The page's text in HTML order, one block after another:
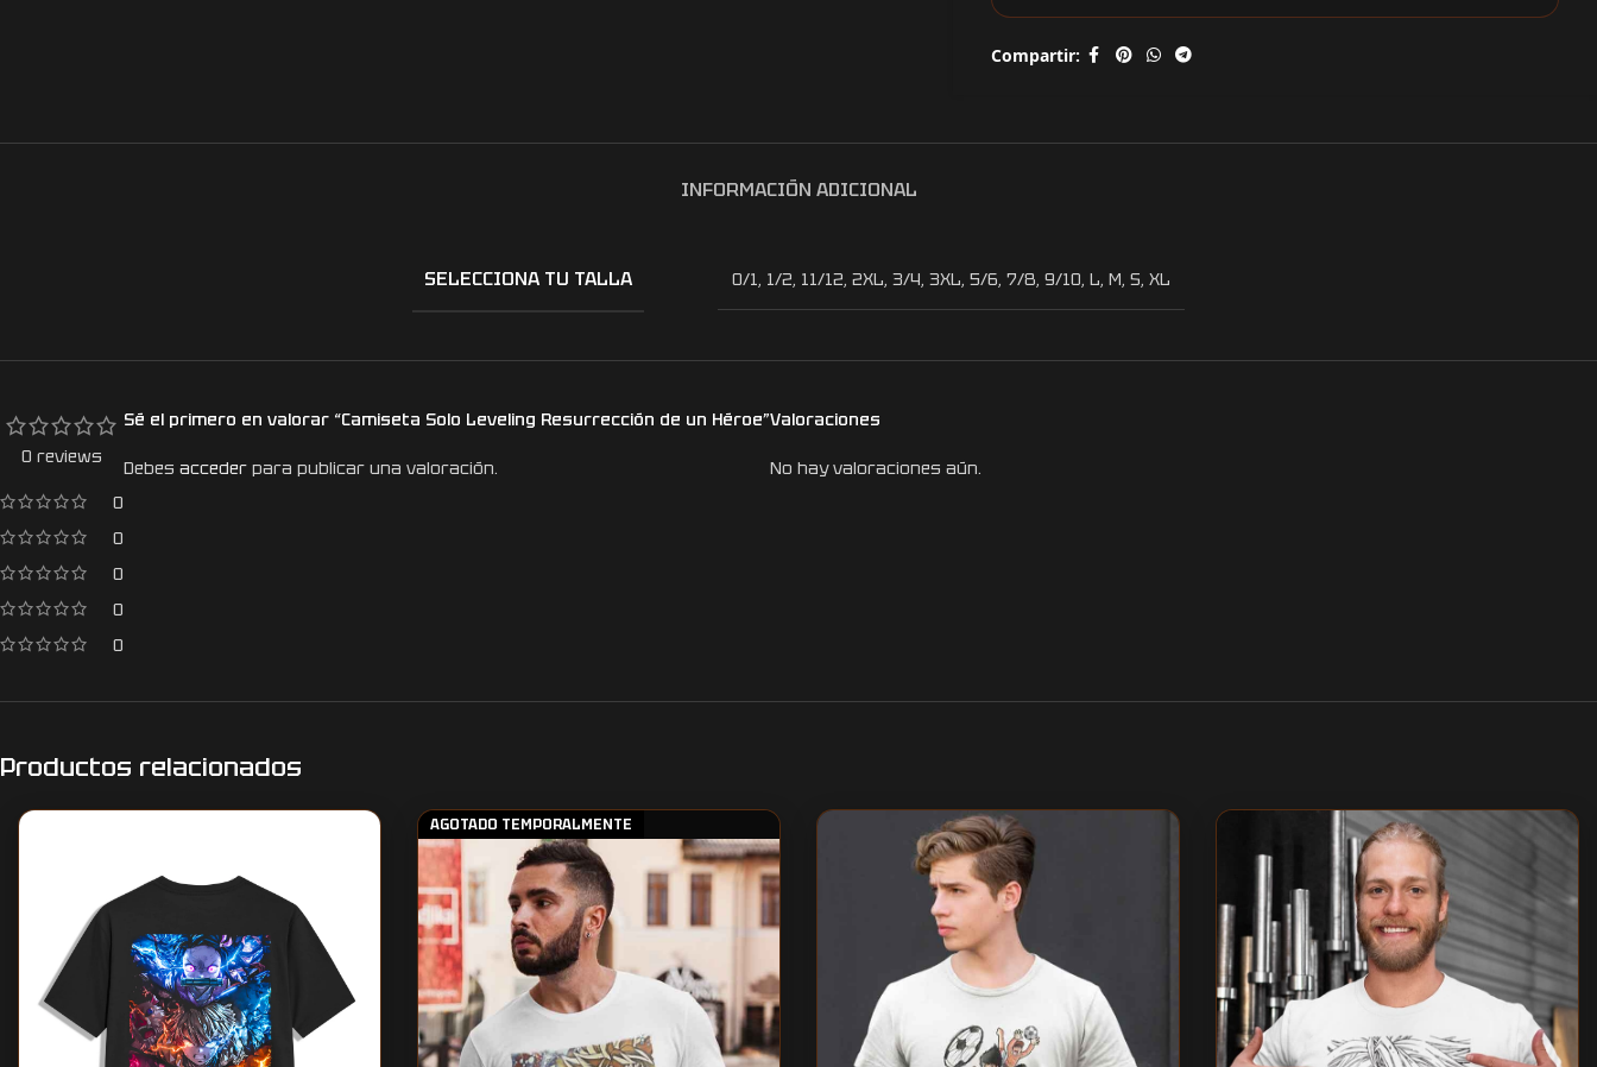
Compartir:
INFORMACIÓN ADICIONAL
SELECCIONA TU TALLA 0/1, 1/2, 11/12, 2XL, 3/4, 3XL, 5/6, 7/8, 9/10, L, M, S, XL
0 reviews
0
0
0
0
0
Valoraciones
No hay valoraciones aún.
Sé el primero en valorar “Camiseta Solo Leveling Resurrección de un Héroe”
Debes acceder para publicar una valoración.
Productos relacionados
AGOTADO TEMPORALMENTE